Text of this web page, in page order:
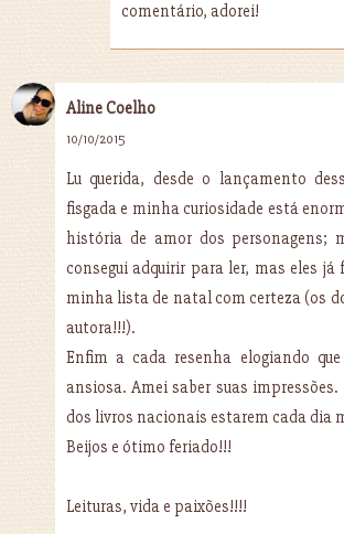
comentário, adorei!
Aline Coelho
10/10/2015
Lu querida, desde o lançamento
fisgada e minha curiosidade está
história de amor dos personagens;
consegui adquirir para ler, mas eles
minha lista de natal com certeza (os
autora!!!).
Enfim a cada resenha elogiando
ansiosa. Amei saber suas
dos livros nacionais estarem cada dia
Beijos e ótimo feriado!!!
Leituras, vida e paixões!!!!